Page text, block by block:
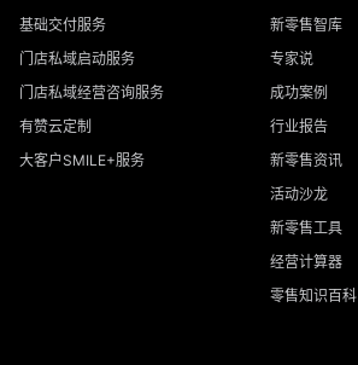
基础交付服务
门店私域启动服务
门店私域经营咨询服务
有赞云定制
大客户SMILE+服务
新零售智库
专家说
成功案例
行业报告
新零售资讯
活动沙龙
新零售工具
经营计算器
零售知识百科